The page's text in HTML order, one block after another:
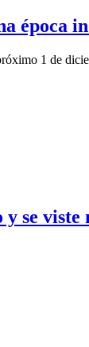
época
1 de
se viste